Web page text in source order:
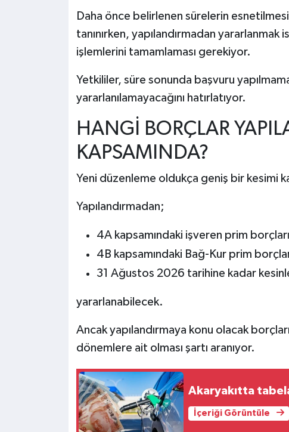
Daha önce belirlenen sürelerin
tanınırken, yapılandırmadan
işlemlerini tamamlaması gerekiyor.
Yetkililer, süre sonunda başvuru
yararlanılamayacağını hatırlatıyor.
HANGİ BORÇLAR
KAPSAMINDA?
Yeni düzenleme oldukça geniş bir kesimi
Yapılandırmadan;
4A kapsamındaki işveren prim
4B kapsamındaki Bağ-Kur prim
31 Ağustos 2026 tarihine kadar
yararlanabilecek.
Ancak yapılandırmaya konu olacak
dönemlere ait olması şartı aranıyor.
Akaryakıtta
İçeriği Görüntüle